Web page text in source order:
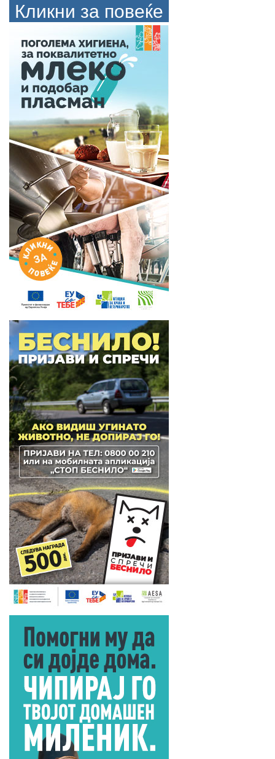
Кликни за повеќе